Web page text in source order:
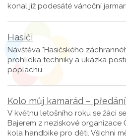
konal již podesáté vánoční
Hasiči
Návštěva "Hasičského
prohlídka techniky a ukázka
poplachu.
Kolo můj kamarád –
V květnu letošního roku se žáci
Bajerem z neziskové organizace
kola handbike pro děti. Všichni